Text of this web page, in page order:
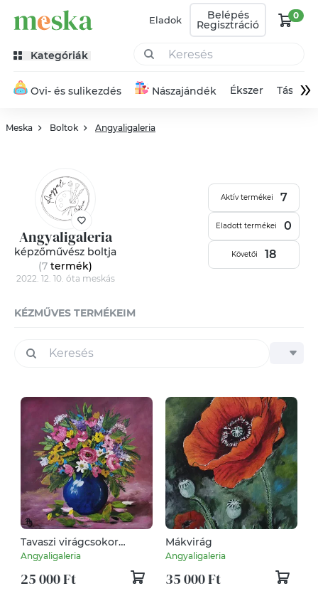
Eladok Belépés
Regisztráció
0
Kategóriák
Ovi- és sulikezdés Nászajándék Ékszer Táska»
Meska Boltok Angyaligaleria
Angyaligaleria
képzőművész boltja
(7 termék)
2022. 12. 10. óta meskás
Aktív termékei 7
Eladott termékei 0
Követői 18
KÉZMŰVES TERMÉKEIM
Tavaszi virágcsokor
festmény
Angyaligaleria
25 000 Ft
Mákvirág
Angyaligaleria
35 000 Ft